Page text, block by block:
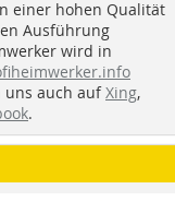
einer hohen Qualität
Ausführung
wird in
uns auch aufXing,
.